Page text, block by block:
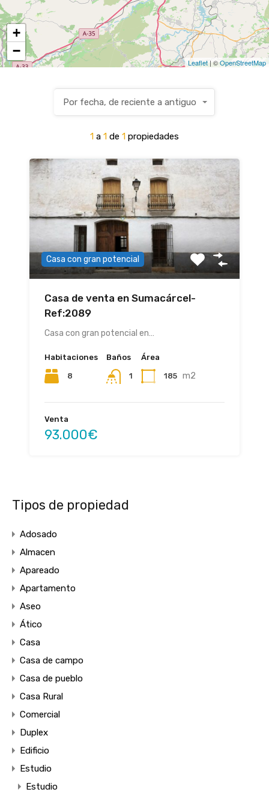
+
−
Leaflet | ©OpenStreetMap
1 a 1 de 1 propiedades
Por fecha, de reciente a antiguo
Casa con gran potencial
Casa de venta en Sumacárcel-
Ref:2089
Casa con gran potencial en…
Habitaciones
8
Baños
1
Área
185 m2
Venta
93.000€
Tipos de propiedad
Adosado
Almacen
Apareado
Apartamento
Aseo
Ático
Casa
Casa de campo
Casa de pueblo
Casa Rural
Comercial
Duplex
Edificio
Estudio
Estudio